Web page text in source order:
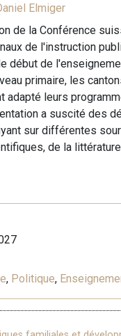
Elmiger
de la Conférence
de l'instruction
début de
primaire, les
adapté leurs
a suscité des
sur différentes
de la
, Politique,